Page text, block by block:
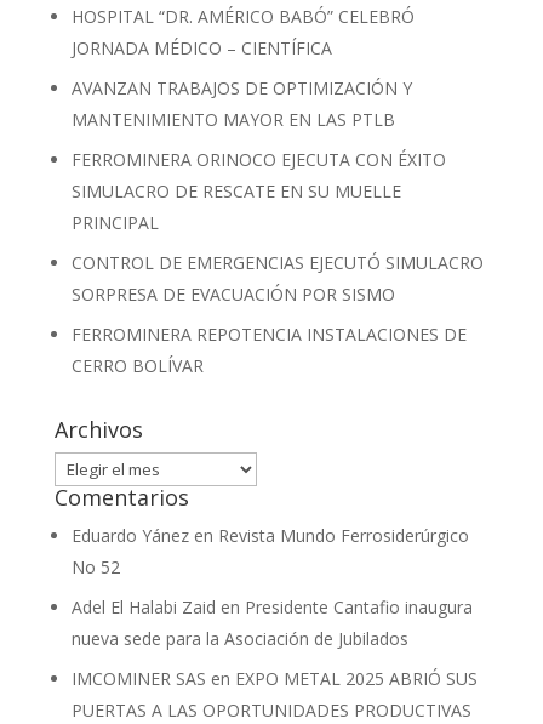
HOSPITAL “DR. AMÉRICO BABÓ” CELEBRÓ
JORNADA MÉDICO – CIENTÍFICA
AVANZAN TRABAJOS DE OPTIMIZACIÓN Y
MANTENIMIENTO MAYOR EN LAS PTLB
FERROMINERA ORINOCO EJECUTA CON ÉXITO
SIMULACRO DE RESCATE EN SU MUELLE
PRINCIPAL
CONTROL DE EMERGENCIAS EJECUTÓ SIMULACRO
SORPRESA DE EVACUACIÓN POR SISMO
FERROMINERA REPOTENCIA INSTALACIONES DE
CERRO BOLÍVAR
Archivos
Archivos
Comentarios
Eduardo Yánezen Revista Mundo Ferrosiderúrgico
No 52
Adel El Halabi Zaid en Presidente Cantafio inaugura
nueva sede para la Asociación de Jubilados
IMCOMINER SAS en EXPO METAL 2025 ABRIÓ SUS
PUERTAS A LAS OPORTUNIDADES PRODUCTIVAS